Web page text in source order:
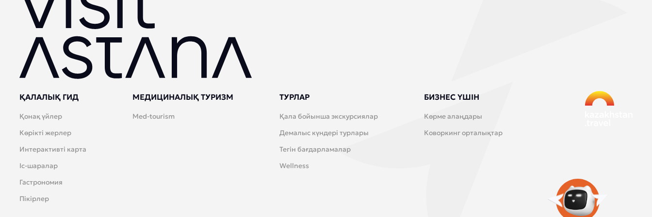
ҚАЛАЛЫҚ ГИД
Қонақ үйлер
Көрікті жерлер
Интерактивті карта
Іс-шаралар
Гастрономия
Пікірлер
МЕДИЦИНАЛЫҚ ТУРИЗМ
Med-tourism
ТУРЛАР
Қала бойынша экскурсиялар
Демалыс күндері турлары
Тегін бағдарламалар
Wellness
БИЗНЕС ҮШІН
Көрме алаңдары
Коворкинг орталықтар